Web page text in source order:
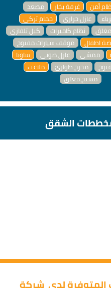
مصعد غرفة بخار
أمن
حمام تركي
عازل حراري
كبل تلفازي
نظام كاميرات
موقف سيارات مفتوح
اطفال
ساونا
عازل صوتي ممشى
ملاعب
مخرج طوارئ
مسبح مغلق
الشقق